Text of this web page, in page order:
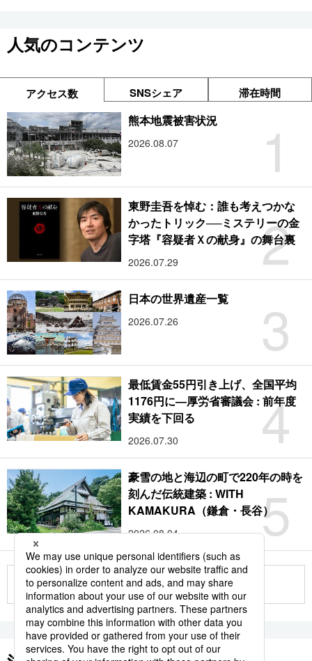
人気のコンテンツ
アクセス数 SNSシェア 滞在時間
1
熊本地震被害状況
2026.08.07
2
東野圭吾を悼む：誰も考えつかな
かったトリック──ミステリーの金
字塔『容疑者Ｘの献身』の舞台裏
2026.07.29
3
日本の世界遺産一覧
2026.07.26
4
最低賃金55円引き上げ、全国平均
1176円に―厚労省審議会 : 前年度
実績を下回る
2026.07.30
5
豪雪の地と海辺の町で220年の時を
刻んだ伝統建築 : WITH
KAMAKURA（鎌倉・長谷）
2026.08.04
もっと見る